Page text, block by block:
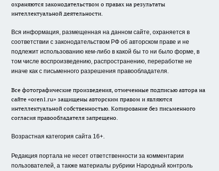
охраняются законодательством о правах на результаты
интеллектуальной деятельности.
Вся информация, размещенная на данном сайте, охраняется в
соответствии с законодательством РФ об авторском праве и не
подлежит использованию кем-либо в какой бы то ни было форме, в
том числе воспроизведению, распространению, переработке не
иначе как с письменного разрешения правообладателя.
Все фотографические произведения, отмеченные подписью автора на
сайте «oren1.ru» защищены авторским правом и являются
интеллектуальной собственностью. Копирование без письменного
согласия правообладателя запрещено.
Возрастная категория сайта 16+.
Редакция портала не несет ответственности за комментарии
пользователей, а также материалы рубрики Народный контроль